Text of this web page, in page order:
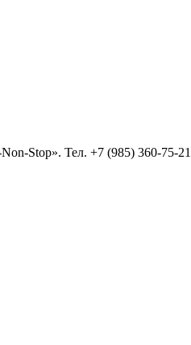
Stop». Тел. +7 (985) 360-75-21